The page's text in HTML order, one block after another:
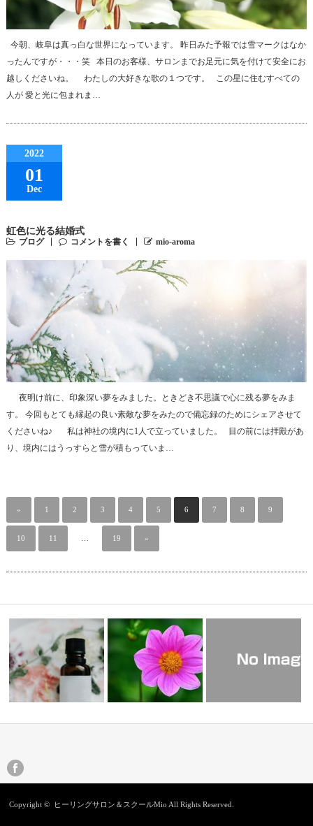
今朝、岐阜は真っ白な世界になっています。 昨日みた予報では雪マークはなか
ったんですが・・・笑 本日のお客様、サロンまでお足元に気を付けて安全にお
越しくださいね。 わたしの大好きな歌の１つです。 この星に住むすべての
人が 愛と光に包まれま…
2022
01
Dec
虹色に光る結婚式
ブログ コメントを書く mio-aroma
夜明け前に、印象深い夢をみました。ときどき不思議で心に残る夢をみま
す。 今回もとても縁起の良い素敵な夢をみたので備忘録のためにシェアさせて
くださいね♪ 私は神社の境内に1人で立っていました。 目の前には拝殿があ
り、境内にはうっすらと雪が積もっていま…
« 1 2 3 4 5 6 7 8 9
10 11 19 »
潤いをもとめて・・・その後
Copyright © ヒーリングサロン＆スクールMio All Rights Reserved.